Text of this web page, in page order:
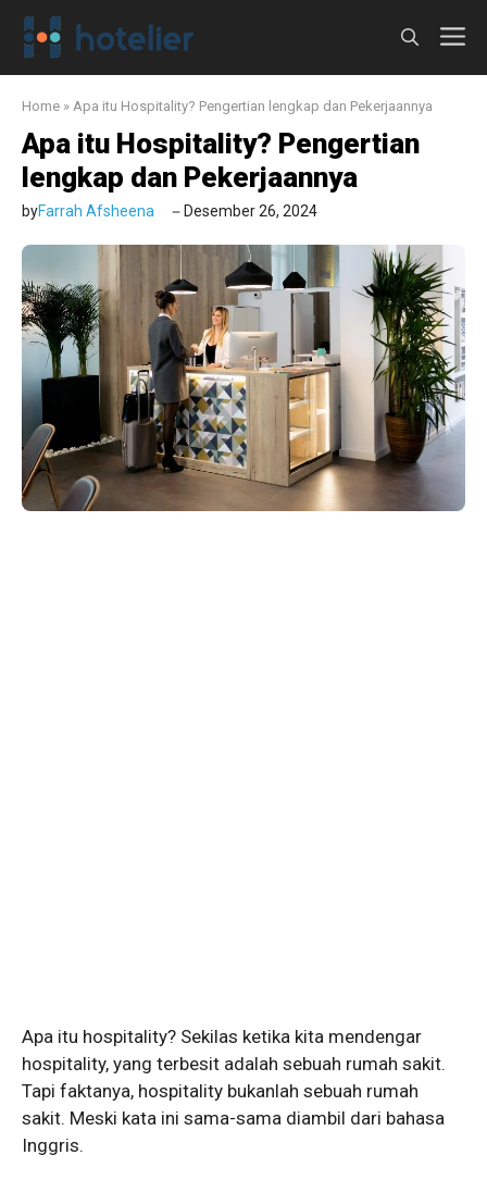
Langsung
Home » Apa itu Hospitality? Pengertian lengkap dan Pekerjaannya
Apa itu Hospitality? Pengertian
lengkap dan Pekerjaannya
byFarrah Afsheena Desember 26, 2024
Apa itu hospitality? Sekilas ketika kita mendengar
hospitality, yang terbesit adalah sebuah rumah sakit.
Tapi faktanya, hospitality bukanlah sebuah rumah
sakit. Meski kata ini sama-sama diambil dari bahasa
Inggris.